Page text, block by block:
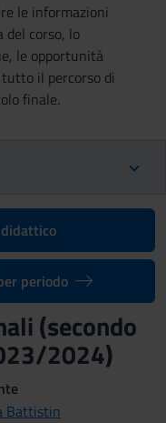
le informazioni
corso, lo
le opportunità
il percorso di
finale.
periodo
(secondo
2024)
Battistin